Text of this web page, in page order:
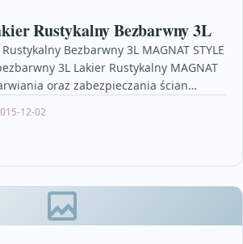
Rustykalny Bezbarwny 3L
Bezbarwny 3L MAGNAT STYLE
3L Lakier Rustykalny MAGNAT
oraz zabezpieczania ścian
12-02